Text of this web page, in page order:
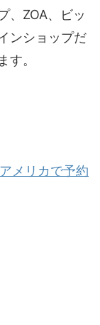
、ZOA、ビッ
ンショップだ
す。
メリカで予約